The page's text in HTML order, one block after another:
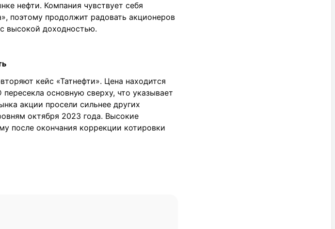
нефти. Компания чувствует себя
поэтому продолжит радовать акционеров
высокой доходностью.
кейс «Татнефти». Цена находится
основную сверху, что указывает
акции просели сильнее других
октября 2023 года. Высокие
после окончания коррекции котировки